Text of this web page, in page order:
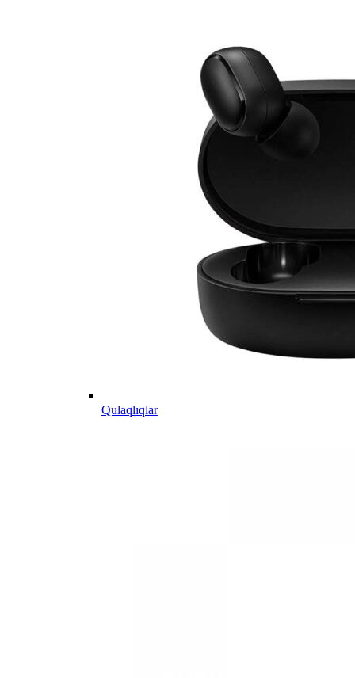
Qulaqlıqlar